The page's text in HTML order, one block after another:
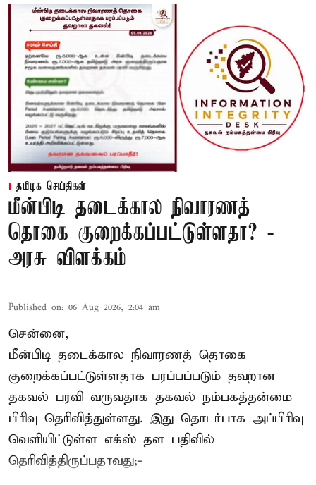
தமிழக செய்திகள்
மீன்பிடி தடைக்கால நிவாரணத்
தொகை குறைக்கப்பட்டுள்ளதா? -
அரசு விளக்கம்
Published on: 06 Aug 2026, 2:04 am
சென்னை,
மீன்பிடி தடைக்கால நிவாரணத் தொகை
குறைக்கப்பட்டுள்ளதாக பரப்பப்படும் தவறான
தகவல் பரவி வருவதாக தகவல் நம்பகத்தன்மை
பிரிவு தெரிவித்துள்ளது. இது தொடர்பாக அப்பிரிவு
வெளியிட்டுள்ள எக்ஸ் தள பதிவில்
தெரிவித்திருப்பதாவது;-